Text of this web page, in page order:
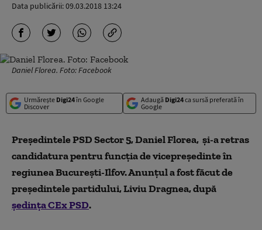
Data publicării:09.03.2018 13:24
Daniel Florea. Foto: Facebook
Urmărește Digi24în Google
Discover
Adaugă Digi24ca sursă preferată în
Google
Preşedintele PSD Sector 5, Daniel Florea, şi-a retras
candidatura pentru funcţia de vicepreşedinte în
regiunea Bucureşti-Ilfov. Anunțul a fost făcut de
președintele partidului, Liviu Dragnea, după
ședința CEx PSD.